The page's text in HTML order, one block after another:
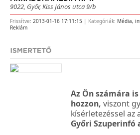
9022, Győr, Kiss János utca 9/b
Frissítve: 2013-01-16 17:11:15 | Kategóriák: Média,
Reklám
Az Ön számára
hozzon, viszont
kísérletezéssel az
Győri